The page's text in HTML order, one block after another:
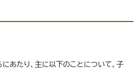
あたり、主に以下のことについて、子